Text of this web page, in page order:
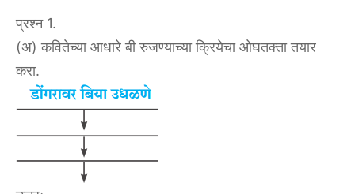
प्रश्न 1.
(अ) कवितेच्या आधारे बी रुजण्याच्या क्रियेचा ओघतक्ता तयार
करा.